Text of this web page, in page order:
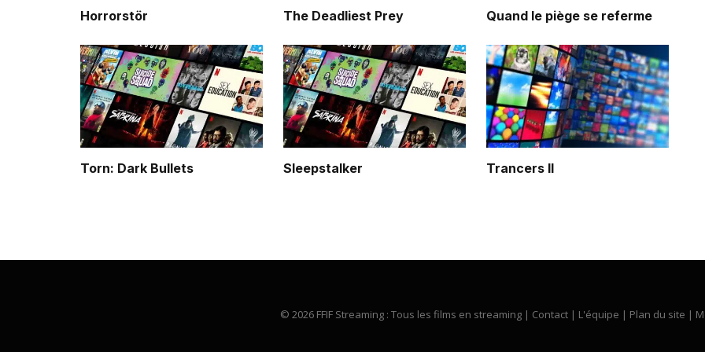
Horrorstör The Deadliest Prey Quand le piège se referme
Torn: Dark Bullets Sleepstalker Trancers II
© 2026 FFIF Streaming : Tous les films en streaming | Contact | L'équipe | Plan du site |